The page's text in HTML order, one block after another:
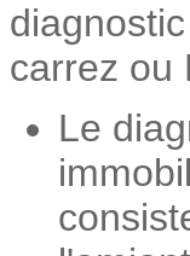
carrez ou
Le